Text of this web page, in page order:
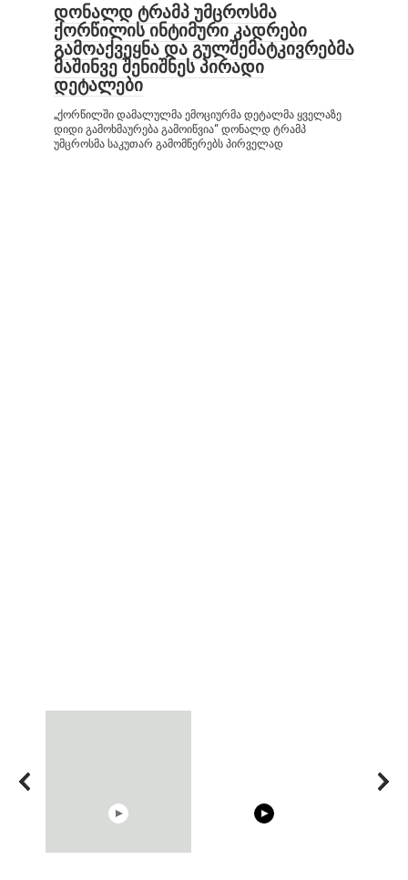
დონალდ ტრამპ უმცროსმა
ქორწილის ინტიმური კადრები
გამოაქვეყნა და გულშემატკივრებმა
მაშინვე შენიშნეს პირადი
დეტალები
„ქორწილში დამალულმა ემოციურმა დეტალმა ყველაზე
დიდი გამოხმაურება გამოიწვია“ დონალდ ტრამპ
უმცროსმა საკუთარ გამომწერებს პირველად